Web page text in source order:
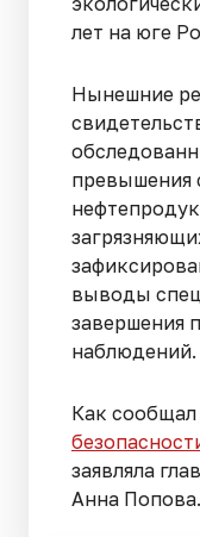
лет на юге
Нынешние
превышения
выводы
завершения
наблюдений.
Как
заявляла
Анна Попова.